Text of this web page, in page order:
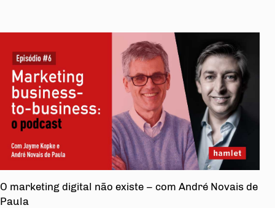
O marketing digital não existe – com André Novais de
Paula